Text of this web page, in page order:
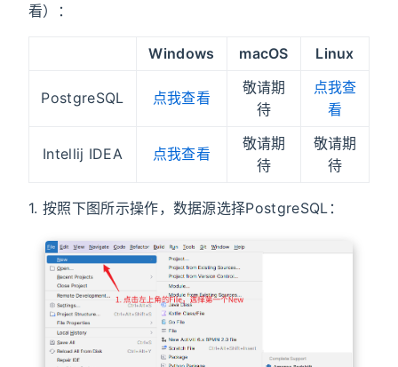
看）：
Windows macOS Linux
PostgreSQL 点我查看
敬请期
待
点我查
看
Intellij IDEA 点我查看
敬请期
待
敬请期
待
1. 按照下图所示操作，数据源选择PostgreSQL：